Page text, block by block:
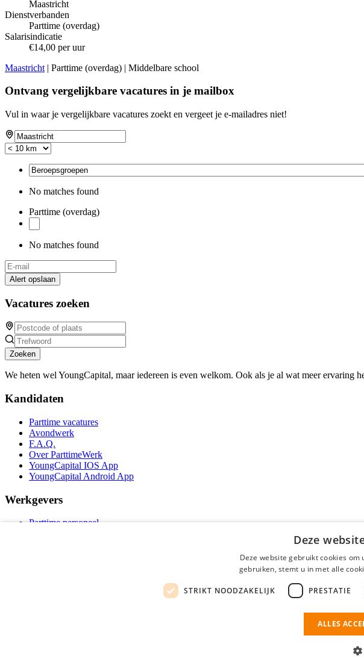
Maastricht
Dienstverbanden
Parttime (overdag)
Salarisindicatie
€14,00 per uur
Maastricht | Parttime (overdag) | Middelbare school
Ontvang vergelijkbare vacatures in je mailbox
Vul in waar je vergelijkbare vacatures zoekt en vergeet je e-mailadres niet!
No matches found
Parttime (overdag)
No matches found
Alert opslaan
Vacatures zoeken
Zoeken
We heten wel YoungCapital, maar iedereen is even welkom. Ook als je al wat meer ervaring
Kandidaten
Parttime vacatures
Avondwerk
F.A.Q.
Over ParttimeWerk
YoungCapital IOS App
YoungCapital Android App
Werkgevers
Parttime personeel
Deze
Deze website gebruikt cookies
gebruiken, stemt u in met alle
STRIKT NOODZAKELIJK PRESTATIE
ALLES